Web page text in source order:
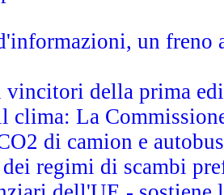
un
vincitori della prima
clima: La
di camion e autobus
dei regimi di scambi